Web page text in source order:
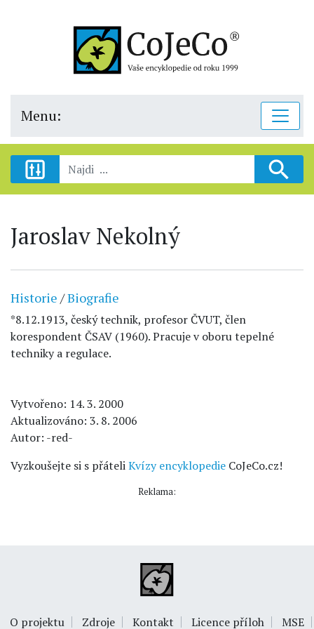
Menu:
Jaroslav Nekolný
Historie /Biografie
*8.12.1913, český technik, profesor ČVUT, člen
korespondent ČSAV (1960). Pracuje v oboru tepelné
techniky a regulace.
Vytvořeno: 14. 3. 2000
Aktualizováno: 3. 8. 2006
Autor: -red-
Vyzkoušejte si s přáteliKvízy encyklopedie CoJeCo.cz!
Reklama:
O projektu Zdroje Kontakt Licence příloh MSE